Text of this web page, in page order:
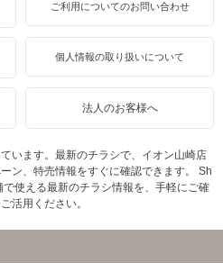
ご利用についてのお問い合わせ
個人情報の取り扱いについて
法人のお客様へ
います。最新のチラシで、イオン山崎店
ン、特売情報をすぐに確認できます。 Sh
使える最新のチラシ情報を、手軽にご確
活用ください。